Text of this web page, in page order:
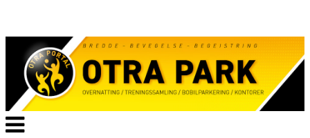
Veksle
navigasjon